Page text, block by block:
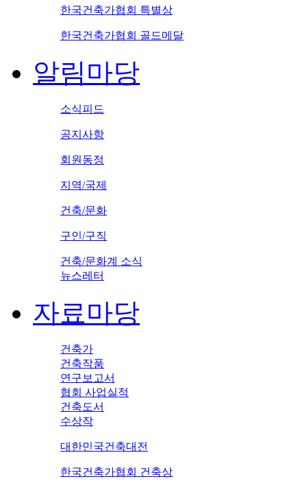
한국건축가협회 특별상
한국건축가협회 골드메달
알림마당
소식피드
공지사항
회원동정
지역/국제
건축/문화
구인/구직
건축/문화계 소식
뉴스레터
자료마당
건축가
건축작품
연구보고서
협회 사업실적
건축도서
수상작
대한민국건축대전
한국건축가협회 건축상